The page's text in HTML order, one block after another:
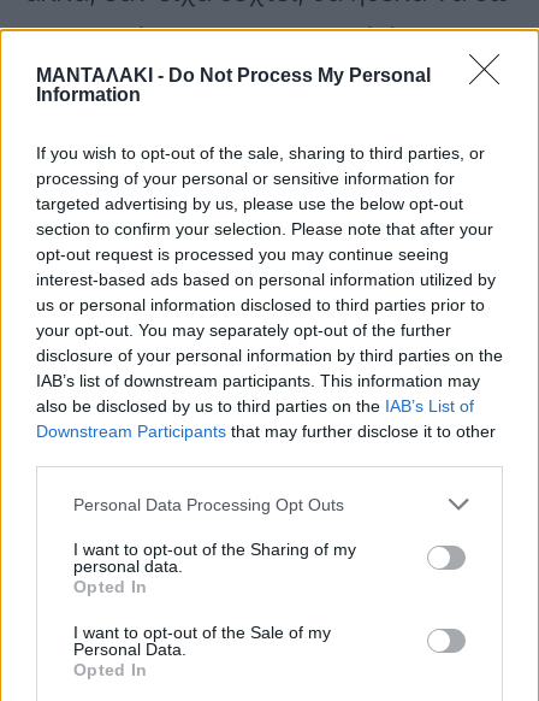
ΜΑΝΤΑΛΑΚΙ - Do Not Process My Personal
Information
If you wish to opt-out of the sale, sharing to third parties, or
processing of your personal or sensitive information for
targeted advertising by us, please use the below opt-out
section to confirm your selection. Please note that after your
opt-out request is processed you may continue seeing
interest-based ads based on personal information utilized by
us or personal information disclosed to third parties prior to
your opt-out. You may separately opt-out of the further
disclosure of your personal information by third parties on the
IAB’s list of downstream participants. This information may
also be disclosed by us to third parties on the IAB’s List of
Downstream Participants that may further disclose it to other
Personal Data Processing Opt Outs
I want to opt-out of the Sharing of my
personal data.
Opted In
I want to opt-out of the Sale of my
Personal Data.
Opted In
πως θα είχα συμπεριφερθεί. Άκουσα α
ήθελε να τον βιάσουν. Μα τι βλακείες
συστήσω σε όλους να
αυτοσυγκρατούνται και να μην
παίζουν τόσο πολύ θέατρο» είπε
αρχικά ο Σπύρος Μπιμπίλας.
«Απευθύνομαι στον φίλο μου τον
Σπύρο Μπιμπίλα, που τον ξέρω 400
κιόλας και λες αυτό δεν το είπα κι
είπα άλλο. Έχουμε δείξει ακριβώς την
δήλωσή σου πάνω από δύο φορές.
Μην εκτίθεσαι. Θέλεις την στοιχειώδη